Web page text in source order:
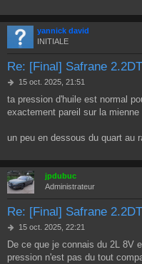
yannick david
INITIALE
Re: [Final] Safrane
M
s
s
g
15 oct. 2025, 21:51
ta pression d'huile est normal
exactement pareil sur la mienne
un peu en dessous du quart au
jpdubuc
Administrateur
Re: [Final] Safrane
M
s
s
15 oct. 2025, 22:21
De ce que je connais du 2L 8V
pression n'est pas du tout